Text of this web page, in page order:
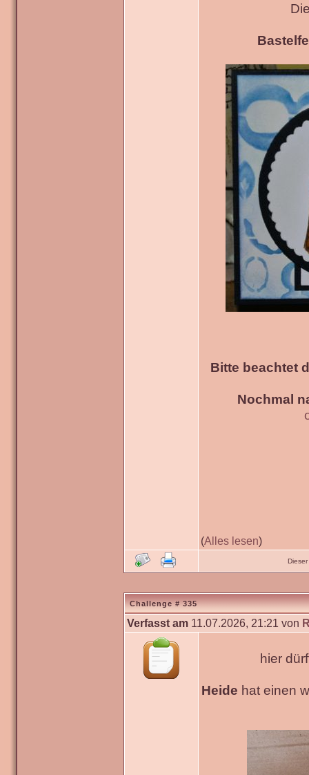
Bitte beachtet
Nochmal
(Alles lesen)
Challenge # 335
Verfasst am 11.07.2026, 21:21 von
hier
Heide hat einen